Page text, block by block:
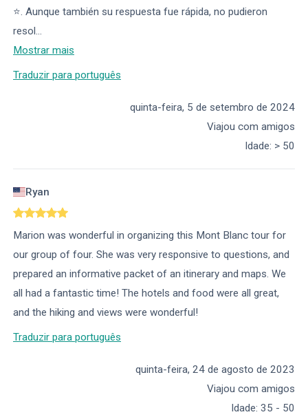
⭐️. Aunque también su respuesta fue rápida, no pudieron
resol ...
Mostrar mais
Traduzir para português
quinta-feira, 5 de setembro de 2024
Viajou com amigos
Idade: > 50
Ryan
Marion was wonderful in organizing this Mont Blanc tour for
our group of four. She was very responsive to questions, and
prepared an informative packet of an itinerary and maps. We
all had a fantastic time! The hotels and food were all great,
and the hiking and views were wonderful!
Traduzir para português
quinta-feira, 24 de agosto de 2023
Viajou com amigos
Idade: 35 - 50